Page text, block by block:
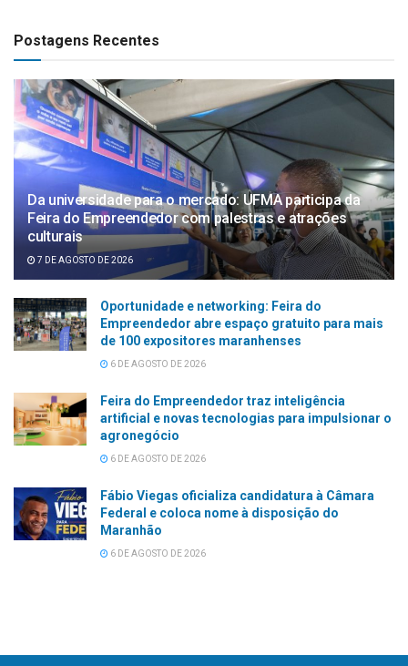
Postagens Recentes
Da universidade para o mercado: UFMA participa da
Feira do Empreendedor com palestras e atrações
culturais
7 DE AGOSTO DE 2026
Oportunidade e networking: Feira do
Empreendedor abre espaço gratuito para mais
de 100 expositores maranhenses
6 DE AGOSTO DE 2026
Feira do Empreendedor traz inteligência
artificial e novas tecnologias para impulsionar o
agronegócio
6 DE AGOSTO DE 2026
Fábio Viegas oficializa candidatura à Câmara
Federal e coloca nome à disposição do
Maranhão
6 DE AGOSTO DE 2026